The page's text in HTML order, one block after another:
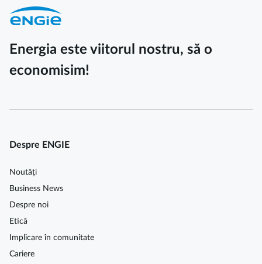
Energia este viitorul nostru, să o
economisim!
Despre ENGIE
Noutăți
Business News
Despre noi
Etică
Implicare în comunitate
Cariere